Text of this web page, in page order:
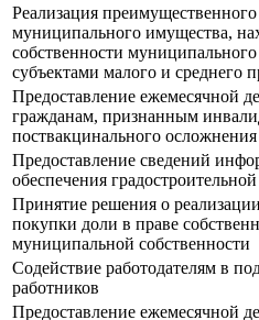
Реализация
муниципального имущества,
собственности
субъектами малого и среднего
Предоставление ежемесячной
гражданам, признанным
поствакцинального осложнения
Предоставление сведений
обеспечения
Принятие решения о
покупки доли в праве
муниципальной собственности
Содействие работодателям в
работников
Предоставление ежемесячной